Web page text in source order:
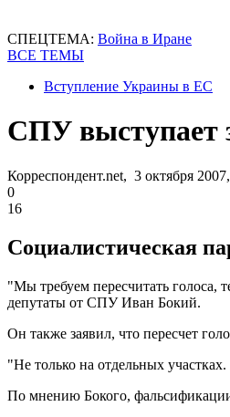
СПЕЦТЕМА: Война в Иране
ВСЕ ТЕМЫ
Вступление Украины в ЕС
СПУ выступает
Корреспондент.net, 3 октября
0
16
Социалистическая
"Мы требуем пересчитать голоса,
депутаты от СПУ Иван Бокий.
Он также заявил, что пересчет
"Не только на отдельных
По мнению Бокого,